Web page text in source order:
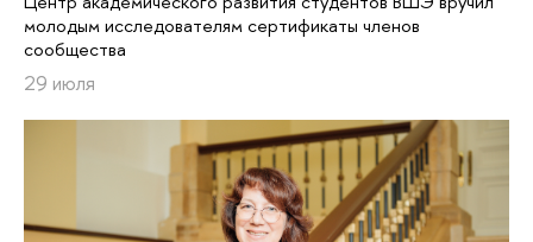
молодым исследователям сертификаты членов
сообщества
29 июля